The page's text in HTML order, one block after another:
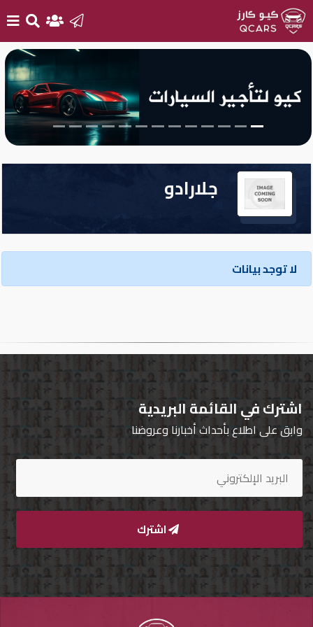
بيع
سيارتك
أحدث
السيارات
سيارات
جديدة
سيارات
تسجيل
الدخول
English
مستثمري
السيارات
الماركات
مطلوب
جلارادو
لا توجد بيانات
اشترك في القائمة البريدية
وابق على اطلاع بأحداث أخبارنا وعروضنا
اشترك